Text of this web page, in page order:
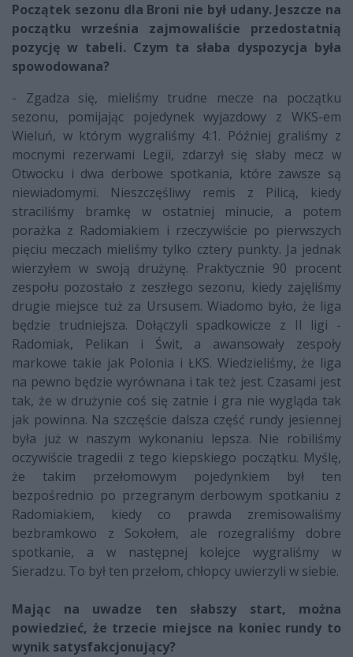
Początek sezonu dla Broni nie był udany. Jeszcze na
początku września zajmowaliście przedostatnią
pozycję w tabeli. Czym ta słaba dyspozycja była
spowodowana?
- Zgadza się, mieliśmy trudne mecze na początku
sezonu, pomijając pojedynek wyjazdowy z WKS-em
Wieluń, w którym wygraliśmy 4:1. Później graliśmy z
mocnymi rezerwami Legii, zdarzył się słaby mecz w
Otwocku i dwa derbowe spotkania, które zawsze są
niewiadomymi. Nieszczęśliwy remis z Pilicą, kiedy
straciliśmy bramkę w ostatniej minucie, a potem
porażka z Radomiakiem i rzeczywiście po pierwszych
pięciu meczach mieliśmy tylko cztery punkty. Ja jednak
wierzyłem w swoją drużynę. Praktycznie 90 procent
zespołu pozostało z zeszłego sezonu, kiedy zajęliśmy
drugie miejsce tuż za Ursusem. Wiadomo było, że liga
będzie trudniejsza. Dołączyli spadkowicze z II ligi -
Radomiak, Pelikan i Świt, a awansowały zespoły
markowe takie jak Polonia i ŁKS. Wiedzieliśmy, że liga
na pewno będzie wyrównana i tak też jest. Czasami jest
tak, że w drużynie coś się zatnie i gra nie wygląda tak
jak powinna. Na szczęście dalsza część rundy jesiennej
była już w naszym wykonaniu lepsza. Nie robiliśmy
oczywiście tragedii z tego kiepskiego początku. Myślę,
że takim przełomowym pojedynkiem był ten
bezpośrednio po przegranym derbowym spotkaniu z
Radomiakiem, kiedy co prawda zremisowaliśmy
bezbramkowo z Sokołem, ale rozegraliśmy dobre
spotkanie, a w następnej kolejce wygraliśmy w
Sieradzu. To był ten przełom, chłopcy uwierzyli w siebie.
Mając na uwadze ten słabszy start, można
powiedzieć, że trzecie miejsce na koniec rundy to
wynik satysfakcjonujący?